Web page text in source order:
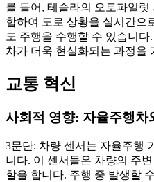
를 들어, 테슬라의 오토파일
합하여 도로 상황을 실시간으
도 주행을 수행할 수 있습니
차가 더욱 현실화되는 과정을
교통 혁신
사회적 영향: 자율주행차
3문단: 차량 센서는 자율주행
니다. 이 센서들은 차량의 주
할을 합니다. 주행 중 발생할